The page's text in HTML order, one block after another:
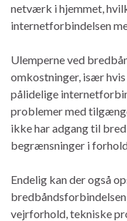
netværk i hjemmet,
internetforbindelsen
Ulemperne ved
omkostninger, især
pålidelige
problemer med
ikke har adgang til
begrænsninger i
Endelig kan der også
vejrforhold, tekniske